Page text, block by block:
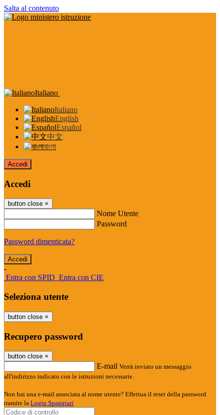
Salta al contenuto
Italiano
Italiano
English
Español
中文
বাংলা
Accedi
Accedi
button close ×
Nome Utente
Password
Password dimenticata?
-
Entra con SPID Entra con CIE
Seleziona utente
button close ×
Recupero password
button close ×
E-mail Verrà inviato un messaggio
all'indirizzo indicato con le istruzioni necessarie.
Non hai una e-mail associata al nome utente? Effettua il reset della password
tramite la Login Spaggiari